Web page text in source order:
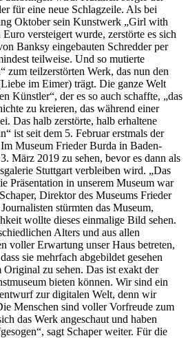
für eine neue Schlagzeile. Als bei
Oktober sein Kunstwerk „Girl with
versteigert wurde, zerstörte es sich
Banksy eingebauten Schredder per
teilweise. Und so mutierte
teilzerstörten Werk, das nun den
im Eimer) trägt. Die ganze Welt
Künstler“, der es so auch schaffte, „das
zu kreieren, das während einer
Das halb zerstörte, halb erhaltene
ist seit dem 5. Februar erstmals der
Museum Frieder Burda in Baden-
März 2019 zu sehen, bevor es dann als
Stuttgart verbleiben wird. „Das
Präsentation in unserem Museum war
Direktor des Museums Frieder
stürmten das Museum,
wollte dieses einmalige Bild sehen.
Alters und aus allen
voller Erwartung unser Haus betreten,
sie mehrfach abgebildet gesehen
zu sehen. Das ist exakt der
bieten können. Wir sind ein
zur digitalen Welt, denn wir
Menschen sind voller Vorfreude zum
das Werk angeschaut und haben
sagt Schaper weiter. Für die